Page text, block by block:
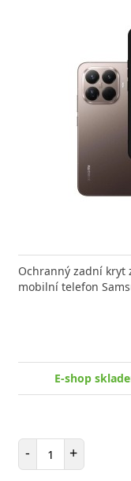
Ochranný zadní kryt
mobilní telefon
E-shop
- Počet položek
+